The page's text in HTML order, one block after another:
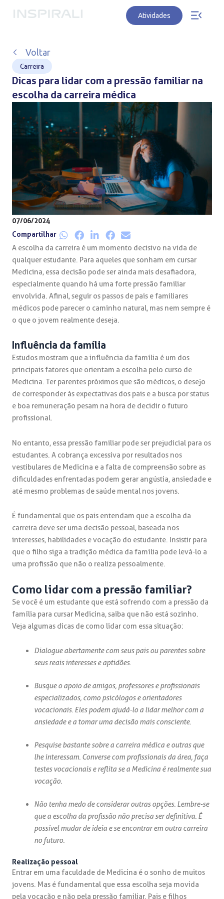
Atividades
Voltar
Carreira
Dicas para lidar com a pressão familiar na
escolha da carreira médica
07/06/2024
Compartilhar
A escolha da carreira é um momento decisivo na vida de
qualquer estudante. Para aqueles que sonham em cursar
Medicina, essa decisão pode ser ainda mais desafiadora,
especialmente quando há uma forte pressão familiar
envolvida. Afinal, seguir os passos de pais e familiares
médicos pode parecer o caminho natural, mas nem sempre é
o que o jovem realmente deseja.
Influência da família
Estudos mostram que a influência da família é um dos
principais fatores que orientam a escolha pelo curso de
Medicina. Ter parentes próximos que são médicos, o desejo
de corresponder às expectativas dos pais e a busca por status
e boa remuneração pesam na hora de decidir o futuro
profissional.
No entanto, essa pressão familiar pode ser prejudicial para os
estudantes. A cobrança excessiva por resultados nos
vestibulares de Medicina e a falta de compreensão sobre as
dificuldades enfrentadas podem gerar angústia, ansiedade e
até mesmo problemas de saúde mental nos jovens.
É fundamental que os pais entendam que a escolha da
carreira deve ser uma decisão pessoal, baseada nos
interesses, habilidades e vocação do estudante. Insistir para
que o filho siga a tradição médica da família pode levá-lo a
uma profissão que não o realiza pessoalmente.
Como lidar com a pressão familiar?
Se você é um estudante que está sofrendo com a pressão da
família para cursar Medicina, saiba que não está sozinho.
Veja algumas dicas de como lidar com essa situação:
Dialogue abertamente com seus pais ou parentes sobre
seus reais interesses e aptidões.
Busque o apoio de amigos, professores e profissionais
especializados, como psicólogos e orientadores
vocacionais. Eles podem ajudá-lo a lidar melhor com a
ansiedade e a tomar uma decisão mais consciente.
Pesquise bastante sobre a carreira médica e outras que
lhe interessam. Converse com profissionais da área, faça
testes vocacionais e reflita se a Medicina é realmente sua
vocação.
Não tenha medo de considerar outras opções. Lembre-se
que a escolha da profissão não precisa ser definitiva. É
possível mudar de ideia e se encontrar em outra carreira
no futuro.
Realização pessoal
Entrar em uma faculdade de Medicina é o sonho de muitos
jovens. Mas é fundamental que essa escolha seja movida
pela vocação e não pela pressão familiar. Pais e filhos